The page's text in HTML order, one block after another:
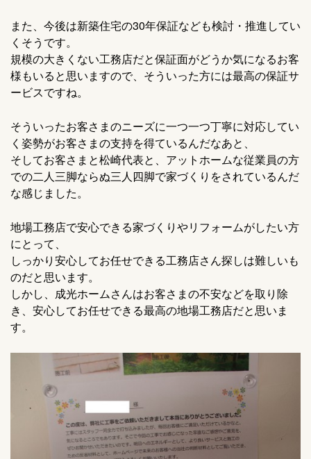
また、今後は新築住宅の30年保証なども検討・推進してい
くそうです。
規模の大きくない工務店だと保証面がどうか気になるお客
様もいると思いますので、そういった方には最高の保証サ
ービスですね。
そういったお客さまのニーズに一つ一つ丁寧に対応してい
く姿勢がお客さまの支持を得ているんだなあと、
そしてお客さまと松崎代表と、アットホームな従業員の方
での二人三脚ならぬ三人四脚で家づくりをされているんだ
な感じました。
地場工務店で安心できる家づくりやリフォームがしたい方
にとって、
しっかり安心してお任せできる工務店さん探しは難しいも
のだと思います。
しかし、成光ホームさんはお客さまの不安などを取り除
き、安心してお任せできる最高の地場工務店だと思いま
す。